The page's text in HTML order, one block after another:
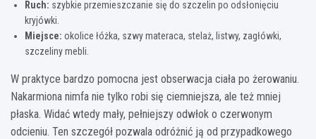
Ruch: szybkie przemieszczanie się do szczelin po odsłonięciu
kryjówki.
Miejsce: okolice łóżka, szwy materaca, stelaż, listwy, zagłówki,
szczeliny mebli.
W praktyce bardzo pomocna jest obserwacja ciała po żerowaniu.
Nakarmiona nimfa nie tylko robi się ciemniejsza, ale też mniej
płaska. Widać wtedy mały, pełniejszy odwłok o czerwonym
odcieniu. Ten szczegół pozwala odróżnić ją od przypadkowego